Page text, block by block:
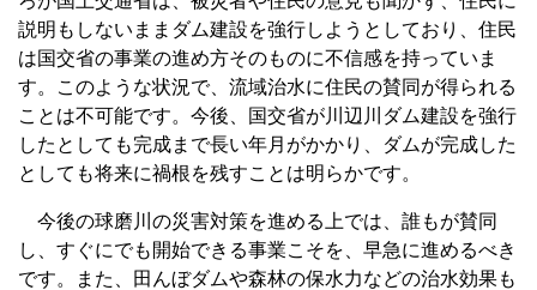
説明もしないままダム建設を強行しようとしており、住民
は国交省の事業の進め方そのものに不信感を持っていま
す。このような状況で、流域治水に住民の賛同が得られる
ことは不可能です。今後、国交省が川辺川ダム建設を強行
したとしても完成まで長い年月がかかり、ダムが完成した
としても将来に禍根を残すことは明らかです。
今後の球磨川の災害対策を進める上では、誰もが賛同
し、すぐにでも開始できる事業こそを、早急に進めるべき
です。また、田んぼダムや森林の保水力などの治水効果も